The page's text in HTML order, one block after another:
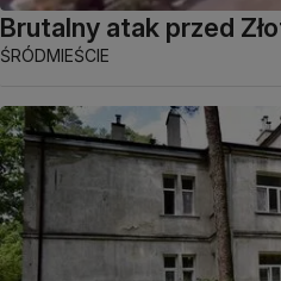
Brutalny atak przed
ŚRÓDMIEŚCIE